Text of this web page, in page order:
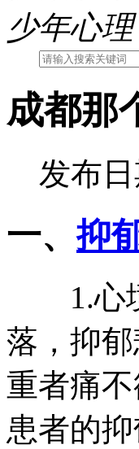
少年心理
成都那
发布
一、抑
1.心境
落，抑
重者痛
患者的